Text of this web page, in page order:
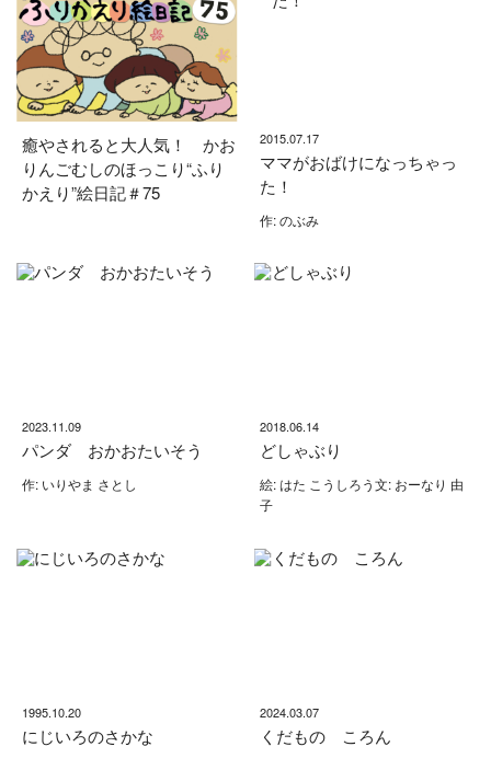
癒やされると大人気！ かお
りんごむしのほっこり“ふり
かえり”絵日記＃75
2015.07.17
ママがおばけになっちゃっ
た！
作: のぶみ
2023.11.09
パンダ おかおたいそう
作: いりやま さとし
2018.06.14
どしゃぶり
絵: はた こうしろう文: おーなり 由
子
1995.10.20
にじいろのさかな
2024.03.07
くだもの ころん